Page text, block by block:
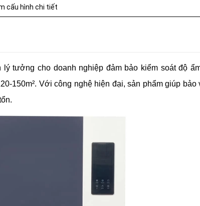
(730g)
cấu hình chi tiết
lý tưởng cho doanh nghiệp đảm bảo kiểm soát độ
150m². Với công nghệ hiện đại, sản phẩm giúp bảo